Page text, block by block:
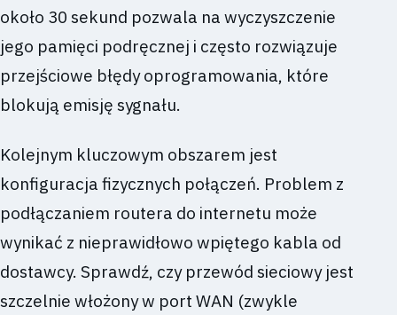
około 30 sekund pozwala na wyczyszczenie
jego pamięci podręcznej i często rozwiązuje
przejściowe błędy oprogramowania, które
blokują emisję sygnału.
Kolejnym kluczowym obszarem jest
konfiguracja fizycznych połączeń. Problem z
podłączaniem routera do internetu może
wynikać z nieprawidłowo wpiętego kabla od
dostawcy. Sprawdź, czy przewód sieciowy jest
szczelnie włożony w port WAN (zwykle